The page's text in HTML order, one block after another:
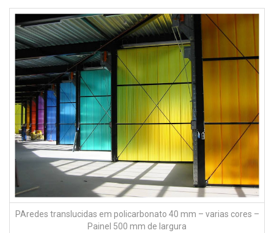
PAredes translucidas em policarbonato 40 mm – varias cores –
Painel 500 mm de largura